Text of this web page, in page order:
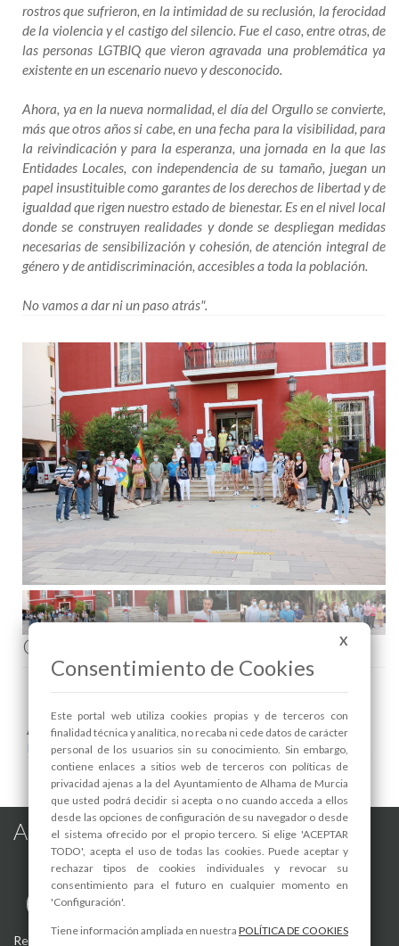
rostros que sufrieron, en la intimidad de su reclusión, la ferocidad
de la violencia y el castigo del silencio. Fue el caso, entre otras, de
las personas LGTBIQ que vieron agravada una problemática ya
existente en un escenario nuevo y desconocido.
Ahora, ya en la nueva normalidad, el día del Orgullo se convierte,
más que otros años si cabe, en una fecha para la visibilidad, para
la reivindicación y para la esperanza, una jornada en la que las
Entidades Locales, con independencia de su tamaño, juegan un
papel insustituible como garantes de los derechos de libertad y de
igualdad que rigen nuestro estado de bienestar. Es en el nivel local
donde se construyen realidades y donde se despliegan medidas
necesarias de sensibilización y cohesión, de atención integral de
género y de antidiscriminación, accesibles a toda la población.
No vamos a dar ni un paso atrás".
Comenta esta noticia en Facebook
Areas relacionadas:
Igualdad
Alhama de Murcia en las Redes
Registro de actividades de tratamiento -Aviso Legal-Política de
X
Consentimiento de Cookies
Este portal web utiliza cookies propias y de terceros con
finalidad técnica y analítica, no recaba ni cede datos de carácter
personal de los usuarios sin su conocimiento. Sin embargo,
contiene enlaces a sitios web de terceros con políticas de
privacidad ajenas a la del Ayuntamiento de Alhama de Murcia
que usted podrá decidir si acepta o no cuando acceda a ellos
desde las opciones de configuración de su navegador o desde
el sistema ofrecido por el propio tercero. Si elige 'ACEPTAR
TODO', acepta el uso de todas las cookies. Puede aceptar y
rechazar tipos de cookies individuales y revocar su
consentimiento para el futuro en cualquier momento en
'Configuración'.
Tiene información ampliada en nuestra POLÍTICA DE COOKIES